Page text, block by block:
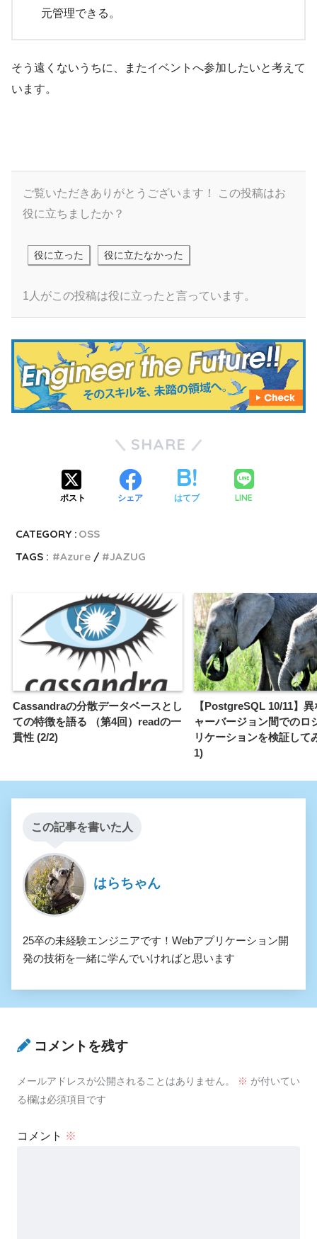
元管理できる。
そう遠くないうちに、またイベントへ参加したいと考えて
います。
ご覧いただきありがとうございます！
この投稿はお
役に立ちましたか？
役に立った 役に立たなかった
1人がこの投稿は役に立ったと言っています。
SHARE
ポスト シェア はてブ LINE
CATEGORY : OSS
TAGS :
Azure JAZUG
Cassandraの分散データベースとし
ての特徴を語る （第4回）readの一
貫性 (2/2)
【PostgreSQL 10/11】
ャーバージョン間でのロ
リケーションを検証して
1)
この記事を書いた人
はらちゃん
25卒の未経験エンジニアです！Webアプリケーション開
発の技術を一緒に学んでいければと思います
コメントを残す
メールアドレスが公開されることはありません。 ※ が付いてい
る欄は必須項目です
コメント ※